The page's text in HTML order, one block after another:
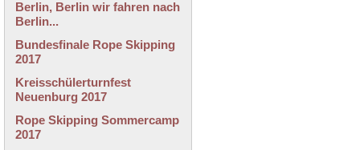
Berlin, Berlin wir fahren nach
Berlin...
Bundesfinale Rope Skipping
2017
Kreisschülerturnfest
Neuenburg 2017
Rope Skipping Sommercamp
2017